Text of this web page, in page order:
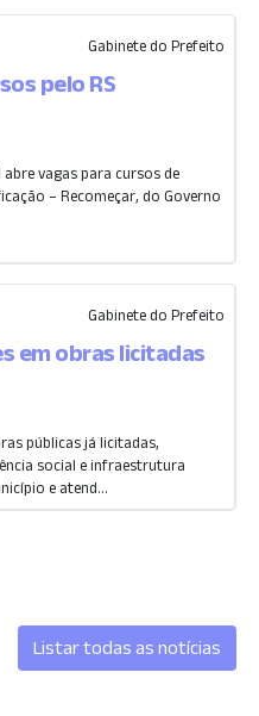
Gabinete do Prefeito
pelo RS
vagas para cursos de
– Recomeçar, do Governo
Gabinete do Prefeito
em obras licitadas
públicas já licitadas,
social e infraestrutura
e atend...
Listar todas as notícias